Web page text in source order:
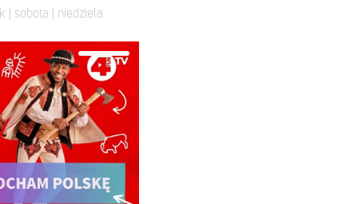
| sobota | niedziela